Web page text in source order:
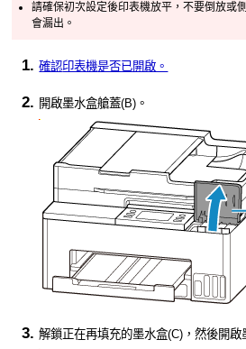
請確保初次設定後印表機放平，不要倒放或
會漏出。
確認印表機是否已開啟。
開啟墨水盒艙蓋(B)。
解鎖正在再填充的墨水盒(C)，然後開啟